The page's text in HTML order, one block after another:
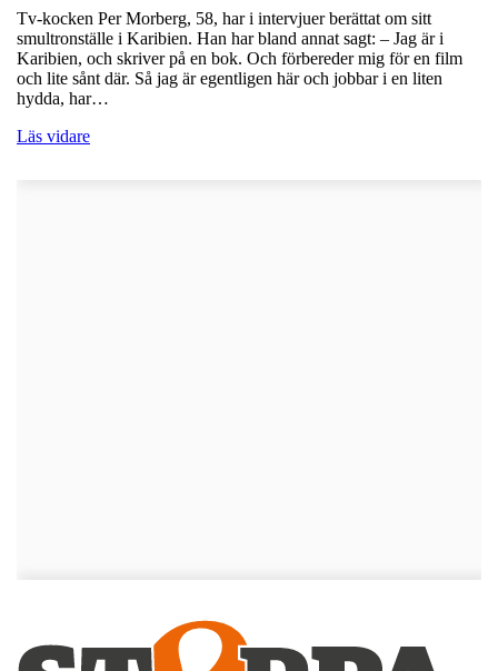
Tv-kocken Per Morberg, 58, har i intervjuer berättat om sitt
smultronställe i Karibien. Han har bland annat sagt: – Jag är i
Karibien, och skriver på en bok. Och förbereder mig för en film
och lite sånt där. Så jag är egentligen här och jobbar i en liten
hydda, har…
Läs vidare